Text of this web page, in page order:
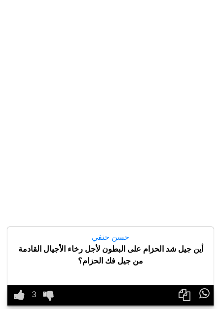
حسن حنفي
أين جيل شد الحزام على البطون لأجل رخاء الأجيال القادمة
من جيل فك الحزام؟
